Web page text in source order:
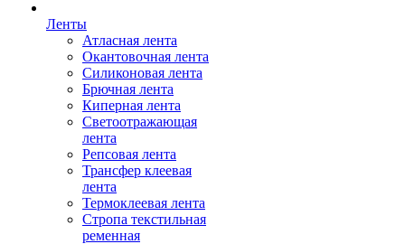
Ленты
Атласная лента
Окантовочная лента
Силиконовая лента
Брючная лента
Киперная лента
Светоотражающая
лента
Репсовая лента
Трансфер клеевая
лента
Термоклеевая лента
Стропа текстильная
ременная